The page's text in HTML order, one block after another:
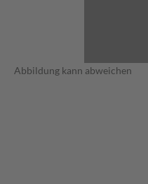
Abbildung kann abweichen